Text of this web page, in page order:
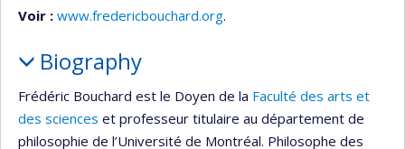
Voir : www.fredericbouchard.org.
Biography
Frédéric Bouchard est le Doyen de la Faculté des arts et
des sciences et professeur titulaire au département de
philosophie de l’Université de Montréal. Philosophe des